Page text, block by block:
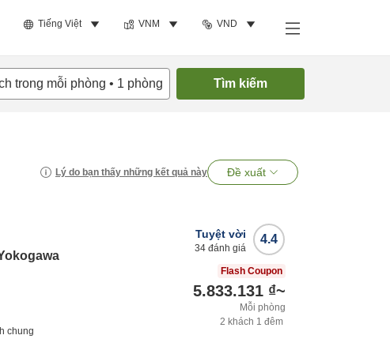
Tiếng Việt VNM VND
trong mỗi phòng • 1 phòng Tìm kiếm
Lý do bạn thấy những kết quả này Đề xuất
chung
4.4
Tuyệt vời
34 đánh giá
Flash Coupon
5.833.131 ₫~
Mỗi phòng
2 khách 1 đêm